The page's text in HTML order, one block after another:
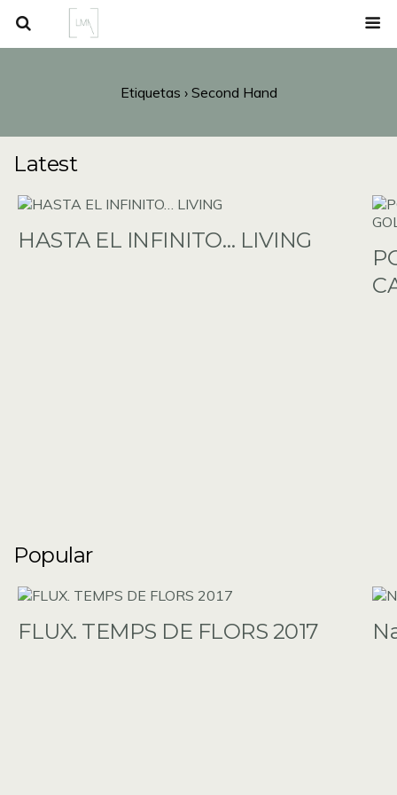
Etiquetas › Second Hand
Latest
HASTA EL INFINITO… LIVING
Popular
FLUX. TEMPS DE FLORS 2017